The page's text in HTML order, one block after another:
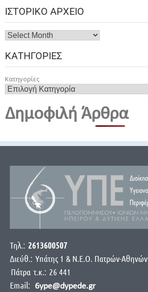
ΙΣΤΟΡΙΚΌ ΑΡΧΕΊΟ
ΚΑΤΗΓΟΡΊΕΣ
Κατηγορίες
Δημοφιλή Άρθρα
Τηλ.: 2613600507
Διεύθ.: Yπάτης 1 & Ν.Ε.Ο. Πατρών-Αθηνών
Πάτρα τ.κ.: 26 441
Email:
6ype@dypede.gr